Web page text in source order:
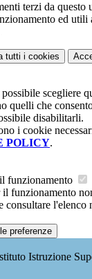
terzi da
ed
tutti i cookies
scegliere
quelli che
disabilitarli.
i cookie
POLICY.
funzionamento
funzionamento
consultare l'elenco
preferenze
Istruzione